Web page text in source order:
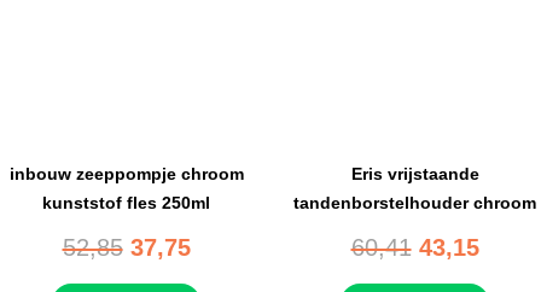
inbouw zeeppompje chroom
kunststof fles 250ml
52,85 37,75
Eris vrijstaande
tandenborstelhouder chroom
60,41 43,15